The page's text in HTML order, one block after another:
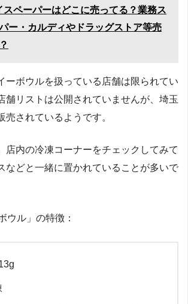
スペーパーはどこに売ってる？業務ス
ー・カルディやドラッグストア等売
ーボウルを扱っている店舗は限られてい
舗リストは公開されていませんが、埼玉
売されているようです。
店内の冷凍コーナーをチェックしてみて
などと一緒に置かれていることが多いで
ウル」の特徴：